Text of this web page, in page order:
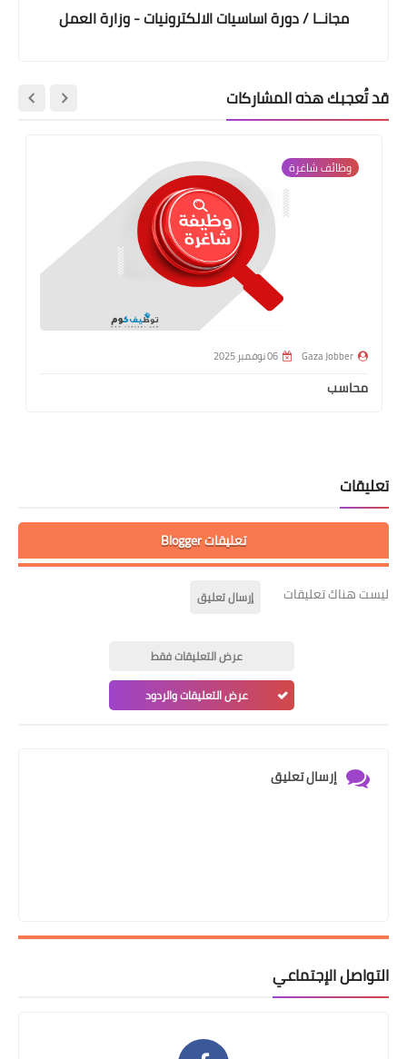
مجانــا / دورة اساسيات الالكترونيات - وزارة العمل
قد تُعجبك هذه المشاركات
وظائف شاغرة
Gaza Jobber 06 نوفمبر 2025
محاسب
تعليقات
تعليقات Blogger
ليست هناك تعليقات إرسال تعليق
عرض التعليقات فقط
عرض التعليقات والردود
إرسال تعليق
التواصل الإجتماعي